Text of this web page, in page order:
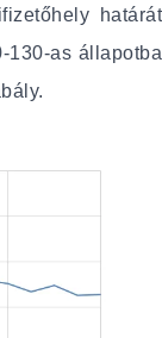
határát
130-as állapotba